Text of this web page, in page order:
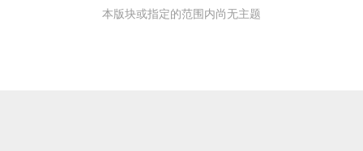
本版块或指定的范围内尚无主题